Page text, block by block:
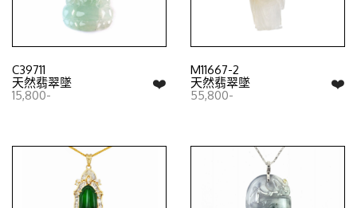
C39711
❤️
天然翡翠墜
15,800-
M11667-2
❤️
天然翡翠墜
55,800-